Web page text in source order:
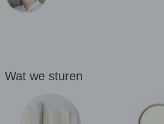
Wat we sturen